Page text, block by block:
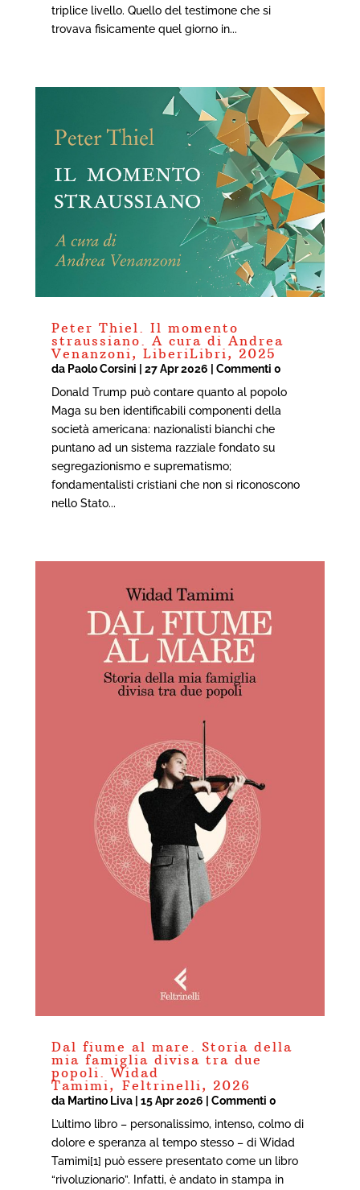
triplice livello. Quello del testimone che si
trovava fisicamente quel giorno in...
Peter Thiel. Il momento
straussiano. A cura di Andrea
Venanzoni, LiberiLibri, 2025
da Paolo Corsini 27 Apr 2026 | Commenti 0
Donald Trump può contare quanto al popolo
Maga su ben identificabili componenti della
società americana: nazionalisti bianchi che
puntano ad un sistema razziale fondato su
segregazionismo e suprematismo;
fondamentalisti cristiani che non si riconoscono
nello Stato...
Dal fiume al mare. Storia della
mia famiglia divisa tra due
popoli. Widad
Tamimi, Feltrinelli, 2026
da Martino Liva| 15 Apr 2026 | Commenti 0
L’ultimo libro – personalissimo, intenso, colmo di
dolore e speranza al tempo stesso – di Widad
Tamimi[1] può essere presentato come un libro
“rivoluzionario”. Infatti, è andato in stampa in